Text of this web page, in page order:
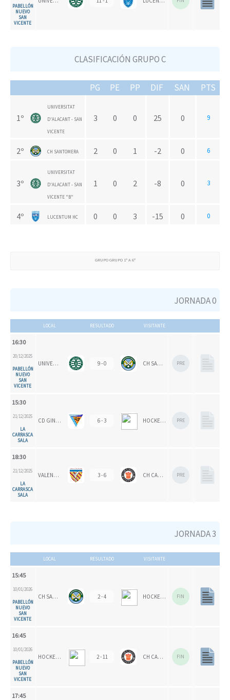
PABELLÓN
NUEVO
SAN
VICENTE
CLASIFICACIÓN GRUPO C
PG PE PP DIF SAN PTS
1º
UNIVERSITAT
D'ALACANT - SAN
VICENTE
3 0 0 25 0 9
2º CH SANTOMERA 2 0 1 -2 0 6
3º
UNIVERSITAT
D'ALACANT - SAN
VICENTE "B"
1 0 2 -8 0 3
4º LUCENTUM HC 0 0 3 -15 0 0
GRUPO GRUPO 1º A 6º
JORNADA 0
LOCAL RESULTADO VISITANTE
16:30
20/12/2025
PABELLÓN
NUEVO
SAN
VICENTE
UNIVERSITAT D'ALACANT - SAN VICENTE 9 - 0 CH SANTOMERA PRE
15:30
21/12/2025
LA
CARRASCA
SALA
CD GINER DE LOS RÍOS 6 - 3 HOCKEY SALDUIE '78 PRE
18:30
21/12/2025
LA
CARRASCA
SALA
VALENCIA CH 3 - 6 CH CARPESA PRE
JORNADA 3
LOCAL RESULTADO VISITANTE
15:45
10/01/2026
PABELLÓN
NUEVO
SAN
VICENTE
CH SANTOMERA 2 - 4 HOCKEY SALDUIE '78 FIN
16:45
10/01/2026
PABELLÓN
NUEVO
SAN
VICENTE
HOCKEY SALDUIE '78 2 - 11 CH CARPESA FIN
17:45